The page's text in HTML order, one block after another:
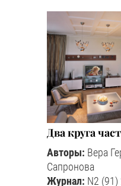
Два круга
Авторы: Вера
Сапронова
Журнал: N2 (91)